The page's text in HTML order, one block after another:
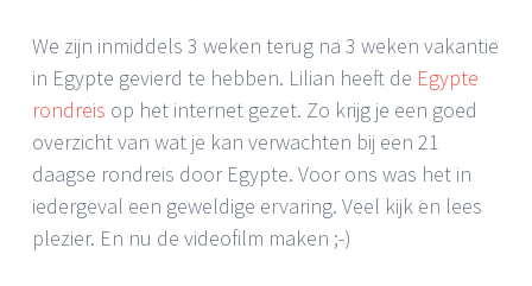
We zijn inmiddels 3 weken terug na 3 weken vakantie
in Egypte gevierd te hebben. Lilian heeft de Egypte
rondreis op het internet gezet. Zo krijg je een goed
overzicht van wat je kan verwachten bij een 21
daagse rondreis door Egypte. Voor ons was het in
iedergeval een geweldige ervaring. Veel kijk en lees
plezier. En nu de videofilm maken ;-)